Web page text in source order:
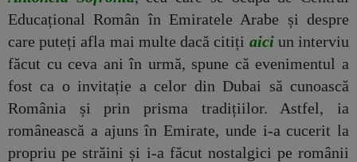
Educațional Român în Emiratele Arabe și despre
care puteți afla mai multe dacă citiți aiciun interviu
făcut cu ceva ani în urmă, spune că evenimentul a
fost ca o invitație a celor din Dubai să cunoască
România și prin prisma tradițiilor. Astfel, ia
românească a ajuns în Emirate, unde i-a cucerit la
propriu pe străini și i-a făcut nostalgici pe românii